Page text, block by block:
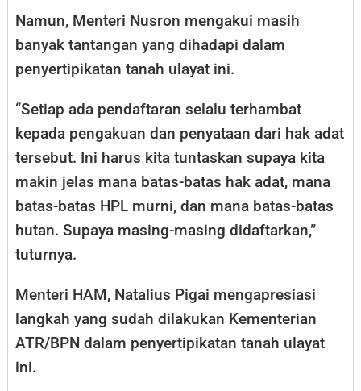
​Namun, Menteri Nusron mengakui masih
banyak tantangan yang dihadapi dalam
penyertipikatan tanah ulayat ini.
“Setiap ada pendaftaran selalu terhambat
kepada pengakuan dan penyataan dari hak adat
tersebut. Ini harus kita tuntaskan supaya kita
makin jelas mana batas-batas hak adat, mana
batas-batas HPL murni, dan mana batas-batas
hutan. Supaya masing-masing didaftarkan,”
tuturnya.
​Menteri HAM, Natalius Pigai mengapresiasi
langkah yang sudah dilakukan Kementerian
ATR/BPN dalam penyertipikatan tanah ulayat
ini.